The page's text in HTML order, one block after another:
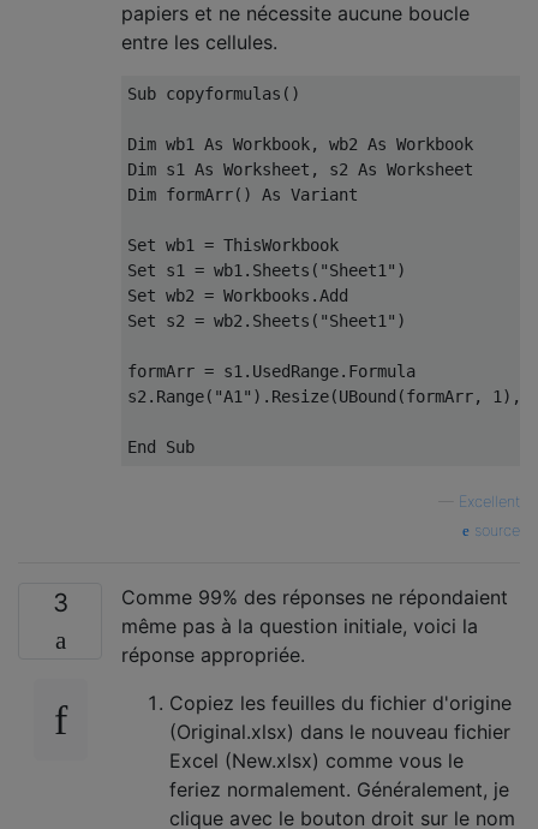
papiers et ne nécessite aucune boucle
entre les cellules.
Sub copyformulas ()
Dim wb1 As Workbook, wb2 As
Dim s1 As Worksheet , s2 As
Dim formArr() As Variant
Set wb1 =
Set s1 = wb1 . Sheets ( "Sheet1" )
Set wb2 = Workbooks .
Set s2 = wb2 . Sheets ( "Sheet1" )
formArr = s1 . UsedRange. Formula
s2 . Range( "A1" ). Resize(UBound (formArr, 1 ),
End Sub
Excellent
source
3
Comme 99% des réponses ne répondaient
même pas à la question initiale, voici la
réponse appropriée.
Copiez les feuilles du fichier d'origine
(Original.xlsx) dans le nouveau fichier
Excel (New.xlsx) comme vous le
feriez normalement. Généralement, je
clique avec le bouton droit sur le nom